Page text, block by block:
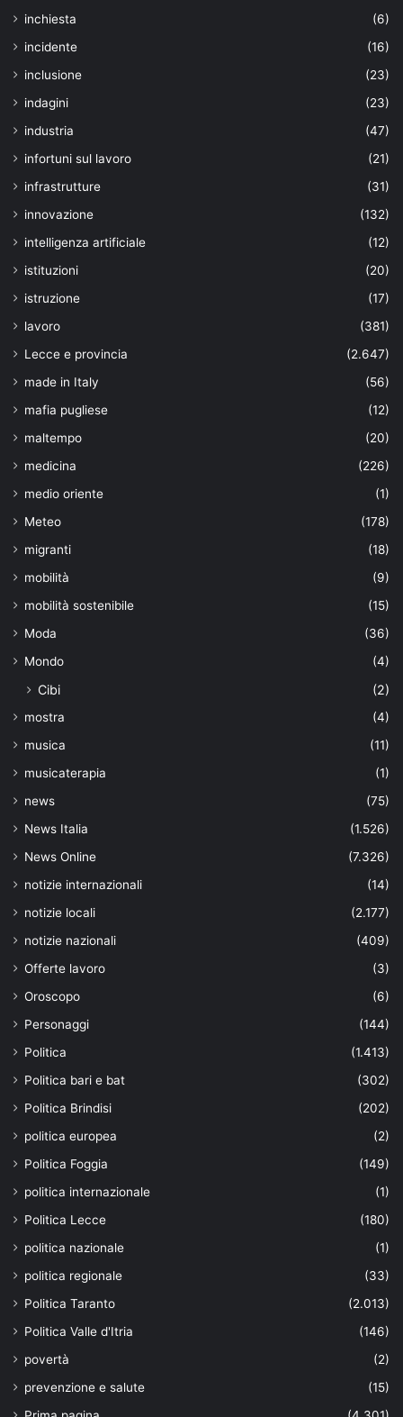
inchiesta
(6)
incidente
(16)
inclusione
(23)
indagini
(23)
industria
(47)
infortuni sul lavoro
(21)
infrastrutture
(31)
innovazione
(132)
intelligenza artificiale
(12)
istituzioni
(20)
istruzione
(17)
lavoro
(381)
Lecce e provincia
(2.647)
made in Italy
(56)
mafia pugliese
(12)
maltempo
(20)
medicina
(226)
medio oriente
(1)
Meteo
(178)
migranti
(18)
mobilità
(9)
mobilità sostenibile
(15)
Moda
(36)
Mondo
(4)
Cibi (2)
mostra
(4)
musica
(11)
musicaterapia
(1)
news
(75)
News Italia
(1.526)
News Online
(7.326)
notizie internazionali
(14)
notizie locali
(2.177)
notizie nazionali
(409)
Offerte lavoro
(3)
Oroscopo
(6)
Personaggi
(144)
Politica
(1.413)
Politica bari e bat
(302)
Politica Brindisi
(202)
politica europea
(2)
Politica Foggia
(149)
politica internazionale
(1)
Politica Lecce
(180)
politica nazionale
(1)
politica regionale
(33)
Politica Taranto
(2.013)
Politica Valle d'Itria
(146)
povertà
(2)
prevenzione e salute
(15)